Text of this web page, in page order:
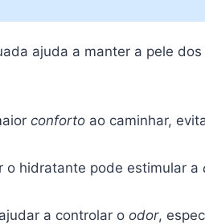
ajuda a manter a pele
conforto ao caminhar,
o hidratante pode estimular a
a controlar o odor,